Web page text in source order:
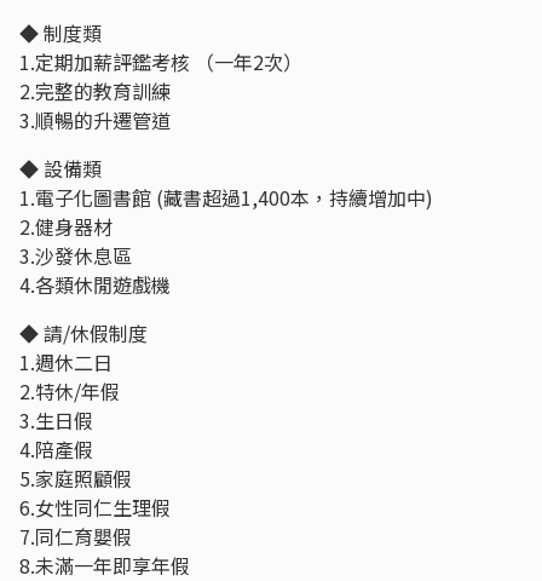
◆ 制度類
1.定期加薪評鑑考核 （一年2次）
2.完整的教育訓練
3.順暢的升遷管道
◆ 設備類
1.電子化圖書館 (藏書超過1,400本，持續增加中)
2.健身器材
3.沙發休息區
4.各類休閒遊戲機
◆ 請/休假制度
1.週休二日
2.特休/年假
3.生日假
4.陪產假
5.家庭照顧假
6.女性同仁生理假
7.同仁育嬰假
8.未滿一年即享年假